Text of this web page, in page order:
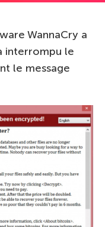
WannaCry a
interrompu le
le message